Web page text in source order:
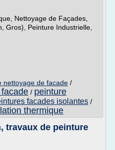
Nettoyage de Façades,
Gros), Peinture Industrielle,
nettoyage de facade /
/ peinture
facades isolantes /
thermique
travaux de peinture